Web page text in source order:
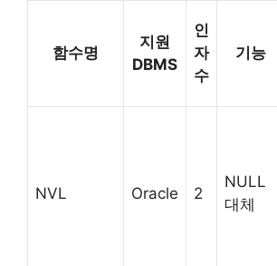
함수명
지원
DBMS
인
자
수
기능
NVL Oracle 2
NULL
대체